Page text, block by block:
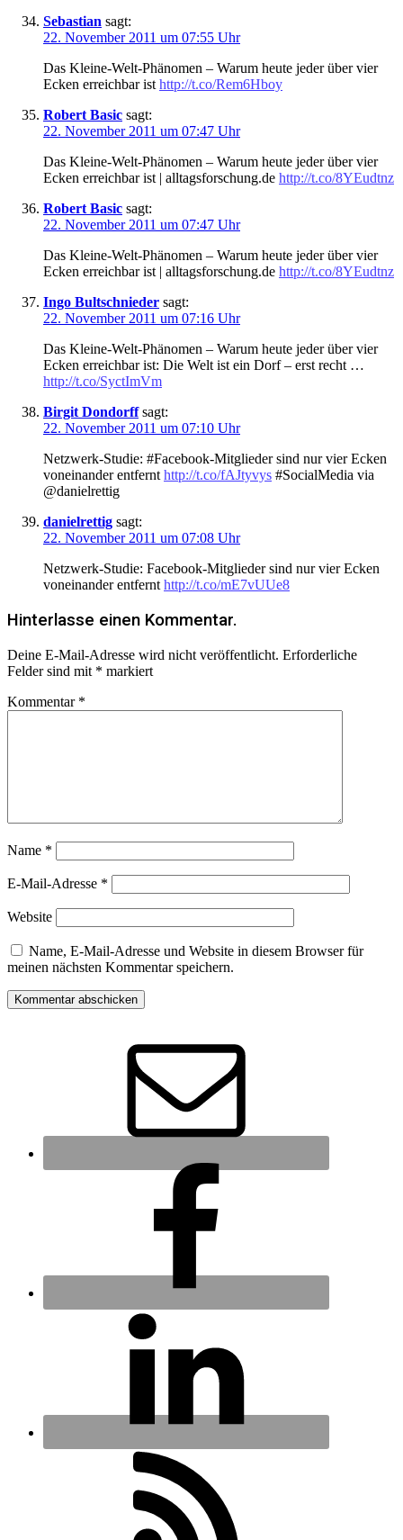
Sebastian sagt:
22. November 2011 um 07:55 Uhr
Das Kleine-Welt-Phänomen – Warum heute jeder über vier
Ecken erreichbar isthttp://t.co/Rem6Hboy
Robert Basic sagt:
22. November 2011 um 07:47 Uhr
Das Kleine-Welt-Phänomen – Warum heute jeder über vier
Ecken erreichbar ist | alltagsforschung.de http://t.co/8YEudtnz
Robert Basic sagt:
22. November 2011 um 07:47 Uhr
Das Kleine-Welt-Phänomen – Warum heute jeder über vier
Ecken erreichbar ist | alltagsforschung.de http://t.co/8YEudtnz
Ingo Bultschnieder sagt:
22. November 2011 um 07:16 Uhr
Das Kleine-Welt-Phänomen – Warum heute jeder über vier
Ecken erreichbar ist: Die Welt ist ein Dorf – erst recht …
http://t.co/SyctImVm
Birgit Dondorff sagt:
22. November 2011 um 07:10 Uhr
Netzwerk-Studie: #Facebook-Mitglieder sind nur vier Ecken
voneinander entfernthttp://t.co/fAJtyvys #SocialMedia via
@danielrettig
danielrettig sagt:
22. November 2011 um 07:08 Uhr
Netzwerk-Studie: Facebook-Mitglieder sind nur vier Ecken
voneinander entfernthttp://t.co/mE7vUUe8
Hinterlasse einen Kommentar.
Deine E-Mail-Adresse wird nicht veröffentlicht. Erforderliche
Felder sind mit * markiert
Kommentar *
Name *
E-Mail-Adresse *
Website
Name, E-Mail-Adresse und Website in diesem Browser für
meinen nächsten Kommentar speichern.